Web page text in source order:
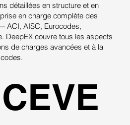
détaillées en structure et en
en charge complète des
ACI, AISC, Eurocodes,
DeepEX couvre tous les aspects
de charges avancées et à la